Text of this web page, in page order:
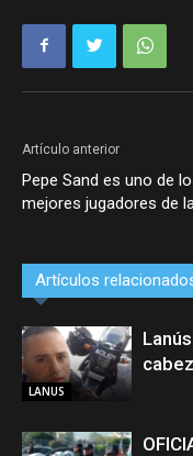
Artículo anterior
Pepe Sand es uno de
mejores jugadores de
Artículos
LANUS